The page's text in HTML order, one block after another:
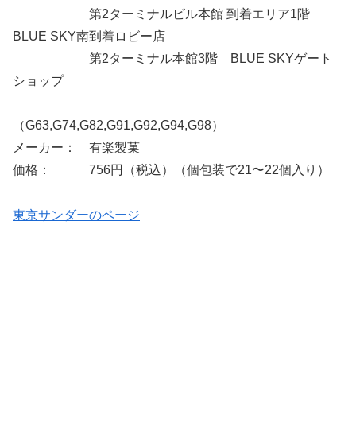
第2ターミナルビル本館 到着エリア1階
BLUE SKY南到着ロビー店
第2ターミナル本館3階 BLUE SKYゲート
ショップ
（G63,G74,G82,G91,G92,G94,G98）
メーカー： 有楽製菓
価格： 756円（税込）（個包装で21〜22個入り）
東京サンダーのページ